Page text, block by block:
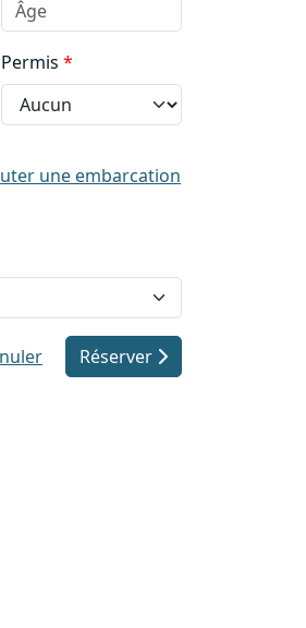
Permis
une embarcation
Réserver